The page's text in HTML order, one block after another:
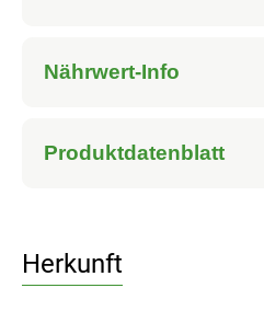
Nährwert-Info
Produktdatenblatt
Herkunft